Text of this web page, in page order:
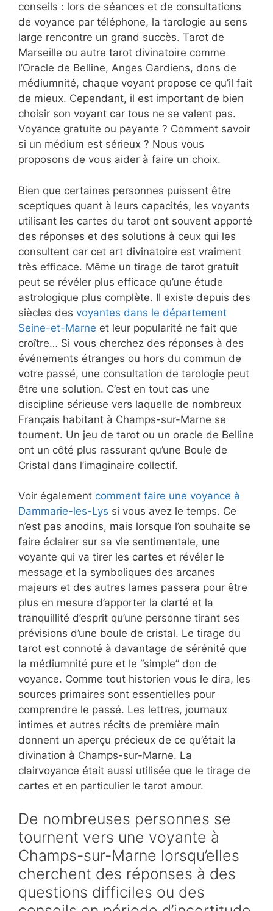
conseils : lors de séances et de consultations
de voyance par téléphone, la tarologie au sens
large rencontre un grand succès. Tarot de
Marseille ou autre tarot divinatoire comme
l’Oracle de Belline, Anges Gardiens, dons de
médiumnité, chaque voyant propose ce qu’il fait
de mieux. Cependant, il est important de bien
choisir son voyant car tous ne se valent pas.
Voyance gratuite ou payante ? Comment savoir
si un médium est sérieux ? Nous vous
proposons de vous aider à faire un choix.
Bien que certaines personnes puissent être
sceptiques quant à leurs capacités, les voyants
utilisant les cartes du tarot ont souvent apporté
des réponses et des solutions à ceux qui les
consultent car cet art divinatoire est vraiment
très efficace. Même un tirage de tarot gratuit
peut se révéler plus efficace qu’une étude
astrologique plus complète. Il existe depuis des
siècles des voyantes dans le département
Seine-et-Marne et leur popularité ne fait que
croître… Si vous cherchez des réponses à des
événements étranges ou hors du commun de
votre passé, une consultation de tarologie peut
être une solution. C’est en tout cas une
discipline sérieuse vers laquelle de nombreux
Français habitant à Champs-sur-Marne se
tournent. Un jeu de tarot ou un oracle de Belline
ont un côté plus rassurant qu’une Boule de
Cristal dans l’imaginaire collectif.
Voir également comment faire une voyance à
Dammarie-les-Lys si vous avez le temps. Ce
n’est pas anodins, mais lorsque l’on souhaite se
faire éclairer sur sa vie sentimentale, une
voyante qui va tirer les cartes et révéler le
message et la symboliques des arcanes
majeurs et des autres lames passera pour être
plus en mesure d’apporter la clarté et la
tranquillité d’esprit qu’une personne tirant ses
prévisions d’une boule de cristal. Le tirage du
tarot est connoté à davantage de sérénité que
la médiumnité pure et le “simple” don de
voyance. Comme tout historien vous le dira, les
sources primaires sont essentielles pour
comprendre le passé. Les lettres, journaux
intimes et autres récits de première main
donnent un aperçu précieux de ce qu’était la
divination à Champs-sur-Marne. La
clairvoyance était aussi utilisée que le tirage de
cartes et en particulier le tarot amour.
De nombreuses personnes se
tournent vers une voyante à
Champs-sur-Marne lorsqu’elles
cherchent des réponses à des
questions difficiles ou des